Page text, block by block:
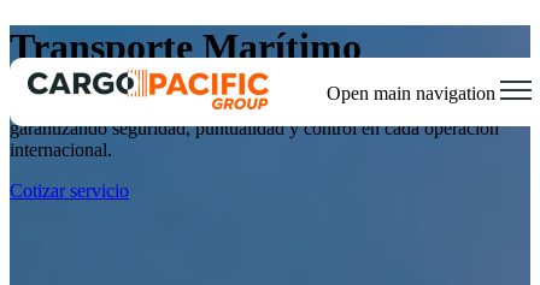
Open main navigation
Transporte Marítimo
Entregamos soluciones integrales adaptadas a cada tipo de carga,
garantizando seguridad, puntualidad y control en cada operación
internacional.
Cotizar servicio